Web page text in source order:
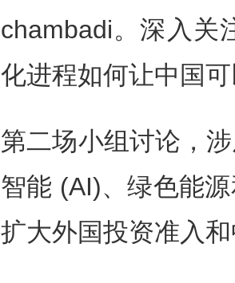
chambadi。深入关
化进程如何让中国
第二场小组讨论，
智能 (AI)、绿色能
扩大外国投资准入